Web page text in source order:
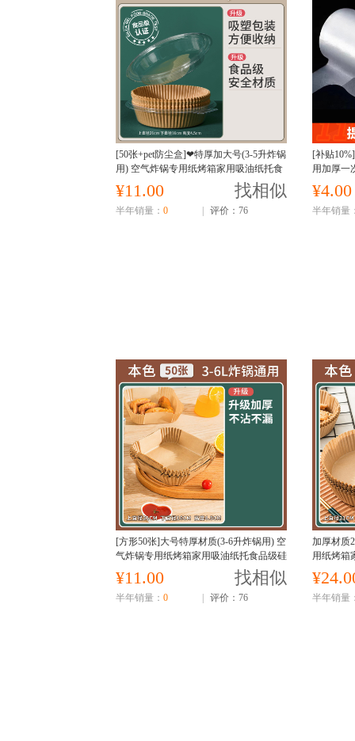
[50张+pet防尘盒]❤特厚加大号(3-5升炸锅
用) 空气炸锅专用纸烤箱家用吸油纸托食
品级硅油纸盘烘焙纸垫锡纸食物
¥11.00 找相似
半年销量： 0 评价：76
[补贴
用加厚一
¥4.00
半年销量
[方形50张]大号特厚材质(3-6升炸锅用) 空
气炸锅专用纸烤箱家用吸油纸托食品级硅
油纸盘烘焙纸垫锡纸食物
¥11.00 找相似
半年销量： 0 评价：76
加厚材质
用纸烤箱
焙纸垫锡
半年销量